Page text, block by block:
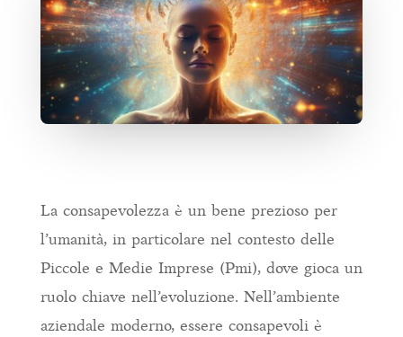
La consapevolezza è un bene prezioso per
l’umanità, in particolare nel contesto delle
Piccole e Medie Imprese (Pmi), dove gioca un
ruolo chiave nell’evoluzione. Nell’ambiente
aziendale moderno, essere consapevoli è